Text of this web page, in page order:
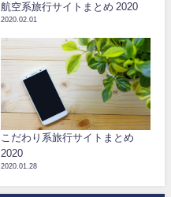
航空系旅行サイトまとめ 2020
2020.02.01
こだわり系旅行サイトまとめ
2020
2020.01.28